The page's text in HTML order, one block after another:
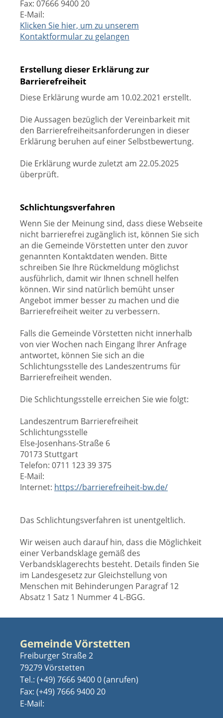
Fax: 07666 9400 20
E-Mail:
Klicken Sie hier, um zu unserem
Kontaktformular zu gelangen
Erstellung dieser Erklärung zur
Barrierefreiheit
Diese Erklärung wurde am 10.02.2021 erstellt.
Die Aussagen bezüglich der Vereinbarkeit mit
den Barrierefreiheitsanforderungen in dieser
Erklärung beruhen auf einer Selbstbewertung.
Die Erklärung wurde zuletzt am 22.05.2025
überprüft.
Schlichtungsverfahren
Wenn Sie der Meinung sind, dass diese Webseite
nicht barrierefrei zugänglich ist, können Sie sich
an die Gemeinde Vörstetten unter den zuvor
genannten Kontaktdaten wenden. Bitte
schreiben Sie Ihre Rückmeldung möglichst
ausführlich, damit wir Ihnen schnell helfen
können. Wir sind natürlich bemüht unser
Angebot immer besser zu machen und die
Barrierefreiheit weiter zu verbessern.
Falls die Gemeinde Vörstetten nicht innerhalb
von vier Wochen nach Eingang Ihrer Anfrage
antwortet, können Sie sich an die
Schlichtungsstelle des Landeszentrums für
Barrierefreiheit wenden.
Die Schlichtungsstelle erreichen Sie wie folgt:
Landeszentrum Barrierefreiheit
Schlichtungsstelle
Else-Josenhans-Straße 6
70173 Stuttgart
Telefon: 0711 123 39 375
E-Mail:
Internet: https://barrierefreiheit-bw.de/
Das Schlichtungsverfahren ist unentgeltlich.
Wir weisen auch darauf hin, dass die Möglichkeit
einer Verbandsklage gemäß des
Verbandsklagerechts besteht. Details finden Sie
im Landesgesetz zur Gleichstellung von
Menschen mit Behinderungen Paragraf 12
Absatz 1 Satz 1 Nummer 4 L-BGG.
Gemeinde Vörstetten
Freiburger Straße 2
79279 Vörstetten
Tel.: (+49) 7666 9400 0
Fax: (+49) 7666 9400 20
E-Mail: